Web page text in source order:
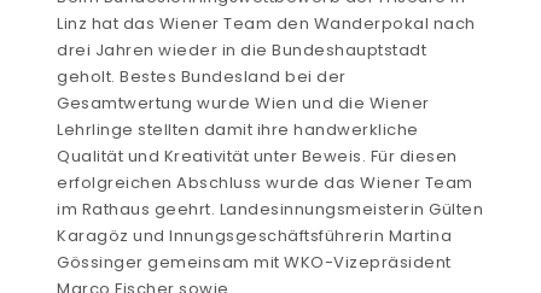
Linz hat das Wiener Team den Wanderpokal nach
drei Jahren wieder in die Bundeshauptstadt
geholt. Bestes Bundesland bei der
Gesamtwertung wurde Wien und die Wiener
Lehrlinge stellten damit ihre handwerkliche
Qualität und Kreativität unter Beweis. Für diesen
erfolgreichen Abschluss wurde das Wiener Team
im Rathaus geehrt. Landesinnungsmeisterin Gülten
Karagöz und Innungsgeschäftsführerin Martina
Gössinger gemeinsam mit WKO-Vizepräsident